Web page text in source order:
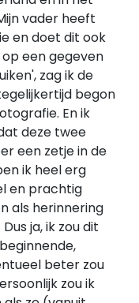
vader heeft
en doet dit ook
op een gegeven
zag ik de
begon
En ik
deze twee
een zetje in de
ik heel erg
en prachtig
als herinnering
ja, ik zou dit
beter zou
zou ik